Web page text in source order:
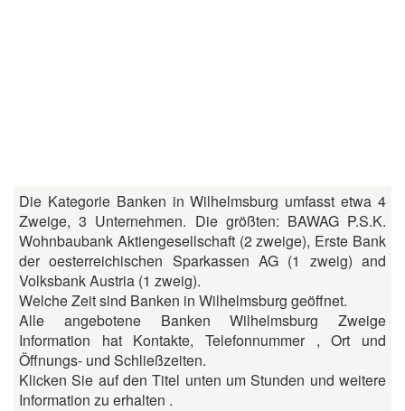
Die Kategorie Banken in Wilhelmsburg umfasst etwa 4
Zweige, 3 Unternehmen. Die größten: BAWAG P.S.K.
Wohnbaubank Aktiengesellschaft (2 zweige), Erste Bank
der oesterreichischen Sparkassen AG (1 zweig) and
Volksbank Austria (1 zweig).
Welche Zeit sind Banken in Wilhelmsburg geöffnet.
Alle angebotene Banken Wilhelmsburg Zweige
Information hat Kontakte, Telefonnummer , Ort und
Öffnungs- und Schließzeiten.
Klicken Sie auf den Titel unten um Stunden und weitere
Information zu erhalten .